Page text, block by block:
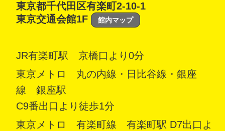
東京都千代田区有楽町2-10-1
東京交通会館1F
館内マップ
JR有楽町駅 京橋口より0分
東京メトロ 丸の内線・日比谷線・銀座
線 銀座駅
C9番出口より徒歩1分
東京メトロ 有楽町線 有楽町駅 D7出口よ